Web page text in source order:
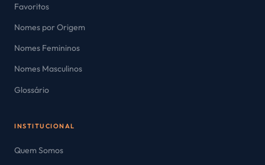
Favoritos
Nomes por Origem
Nomes Femininos
Nomes Masculinos
Glossário
INSTITUCIONAL
Quem Somos